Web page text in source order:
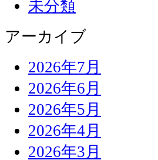
未分類
アーカイブ
2026年7月
2026年6月
2026年5月
2026年4月
2026年3月